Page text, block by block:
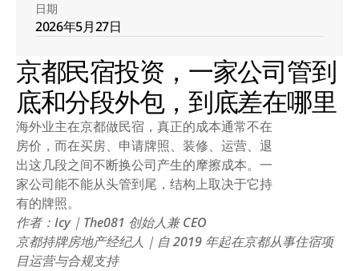
日期
2026年5月27日
京都民宿投资，一家公司管到
底和分段外包，到底差在哪里
海外业主在京都做民宿，真正的成本通常不在
房价，而在买房、申请牌照、装修、运营、退
出这几段之间不断换公司产生的摩擦成本。一
家公司能不能从头管到尾，结构上取决于它持
有的牌照。
作者：Icy｜The081 创始人兼 CEO
京都持牌房地产经纪人｜自 2019 年起在京都从事住宿项
目运营与合规支持